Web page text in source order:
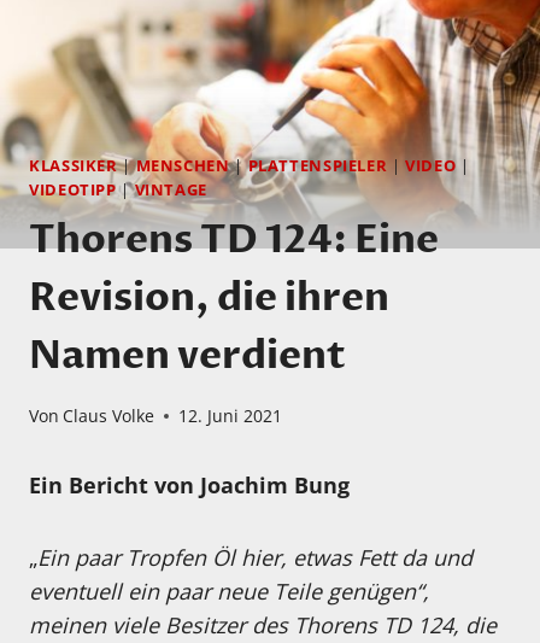
KLASSIKER|MENSCHEN|PLATTENSPIELER |VIDEO |
VIDEOTIPP|VINTAGE
Thorens TD 124: Eine
Revision, die ihren
Namen verdient
Von Claus Volke 12. Juni 2021
Ein Bericht von Joachim Bung
„Ein paar Tropfen Öl hier, etwas Fett da und
eventuell ein paar neue Teile genügen“,
meinen viele Besitzer des Thorens TD 124, die